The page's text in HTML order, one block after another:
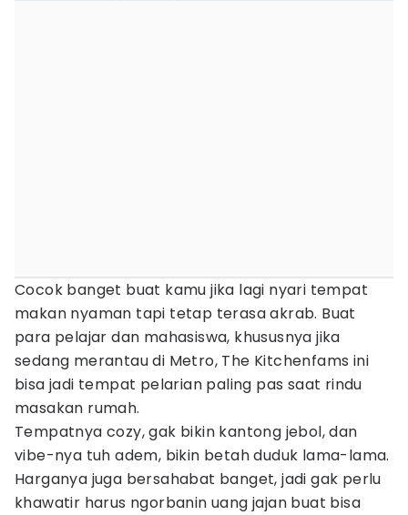
Cocok banget buat kamu jika lagi nyari tempat
makan nyaman tapi tetap terasa akrab. Buat
para pelajar dan mahasiswa, khususnya jika
sedang merantau di Metro, The Kitchenfams ini
bisa jadi tempat pelarian paling pas saat rindu
masakan rumah.
Tempatnya cozy, gak bikin kantong jebol, dan
vibe-nya tuh adem, bikin betah duduk lama-lama.
Harganya juga bersahabat banget, jadi gak perlu
khawatir harus ngorbanin uang jajan buat bisa